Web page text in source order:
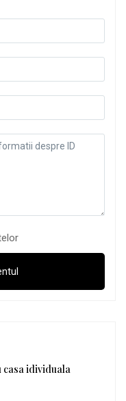
casa idividuala